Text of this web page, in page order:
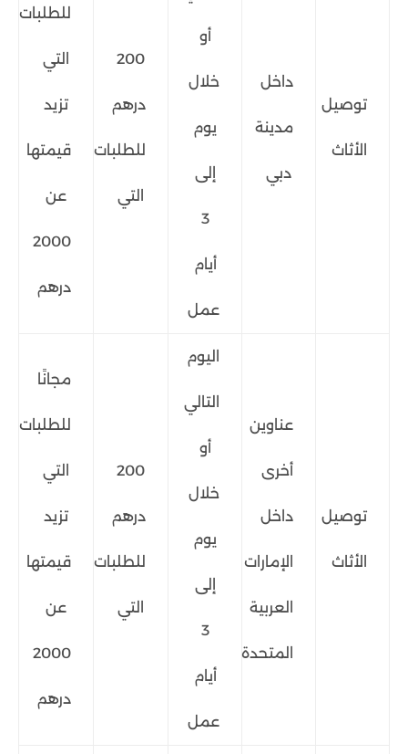
توصيل
الأثاث
داخل
مدينة
دبي
أو
خلال
يوم
إلى
3
أيام
عمل
200
درهم
للطلبات
التي
للطلبات
التي
تزيد
قيمتها
عن
2000
درهم
توصيل
الأثاث
عناوين
أخرى
داخل
الإمارات
العربية
المتحدة
اليوم
التالي
أو
خلال
يوم
إلى
3
أيام
عمل
200
درهم
للطلبات
التي
مجانًا
للطلبات
التي
تزيد
قيمتها
عن
2000
درهم